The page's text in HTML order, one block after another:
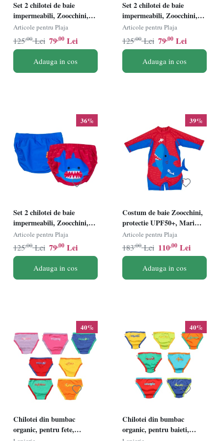
Set 2 chilotei de baie
impermeabili, Zoocchini,
protectie UPF50+, marime
M, 12-24 Luni Ã¢â‚¬â€œ
Pink Shark
Articole pentru Plaja
79,00 Lei
125,00 Lei
Adauga in cos
Set 2 chilotei de baie
impermeabili, Zoocchini,
protectie UPF50+, marime
L, 24-36 Luni Ã¢â‚¬â€œ
Shark
Articole pentru Plaja
79,00 Lei
125,00 Lei
Adauga in cos
36%
Set 2 chilotei de baie
impermeabili, Zoocchini,
protectie UPF50+, marime
M, 12-24 Luni Ã¢â‚¬â€œ
Shark
Articole pentru Plaja
79,00 Lei
125,00 Lei
Adauga in cos
39%
Costum de baie Zoocchini,
protectie UPF50+, Marime
L, 24-36 luni - Shark
Articole pentru Plaja
110,00 Lei
183,00 Lei
Adauga in cos
40%
Chilotei din bumbac
organic, pentru fete,
40%
Chilotei din bumbac
organic, pentru baieti,